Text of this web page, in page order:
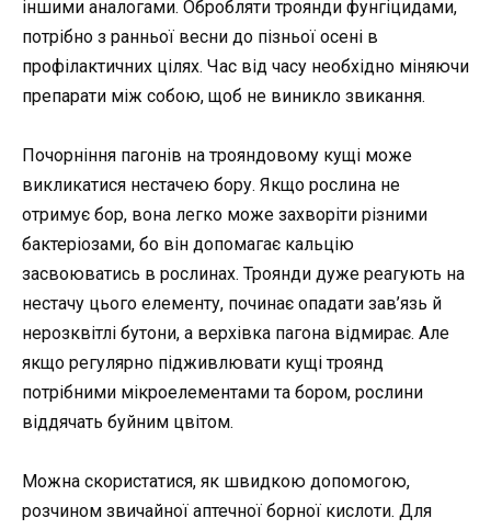
іншими аналогами. Обробляти троянди фунгіцидами,
потрібно з ранньої весни до пізньої осені в
профілактичних цілях. Час від часу необхідно міняючи
препарати між собою, щоб не виникло звикання.
Почорніння пагонів на трояндовому кущі може
викликатися нестачею бору. Якщо рослина не
отримує бор, вона легко може захворіти різними
бактеріозами, бо він допомагає кальцію
засвоюватись в рослинах. Троянди дуже реагують на
нестачу цього елементу, починає опадати зав’язь й
нерозквітлі бутони, а верхівка пагона відмирає. Але
якщо регулярно підживлювати кущі троянд
потрібними мікроелементами та бором, рослини
віддячать буйним цвітом.
Можна скористатися, як швидкою допомогою,
розчином звичайної аптечної борної кислоти. Для